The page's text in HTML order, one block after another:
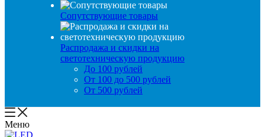
Сопутствующие товары
Распродажа и скидки на
светотехническую продукцию
До 100 рублей
От 100 до 500 рублей
От 500 рублей
Меню